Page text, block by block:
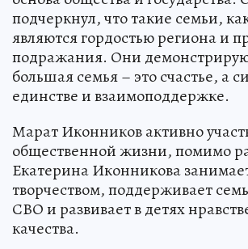
подчеркнул, что такие семьи,
являются гордостью региона и
подражания. Они
большая семья – это счастье, а
единстве и взаимоподдержке.
Марат Иконников активно
общественной жизни, помимо
Екатерина Иконникова
творчеством, поддерживает
СВО и развивает в детях
качества.